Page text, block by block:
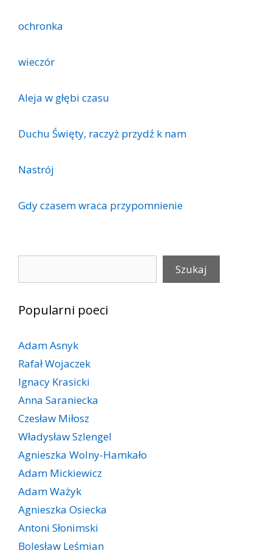
ochronka
wieczór
Aleja w głębi czasu
Duchu Święty, raczyż przydź k nam
Nastrój
Gdy czasem wraca przypomnienie
Szukaj
Popularni poeci
Adam Asnyk
Rafał Wojaczek
Ignacy Krasicki
Anna Saraniecka
Czesław Miłosz
Władysław Szlengel
Agnieszka Wolny-Hamkało
Adam Mickiewicz
Adam Ważyk
Agnieszka Osiecka
Antoni Słonimski
Bolesław Leśmian